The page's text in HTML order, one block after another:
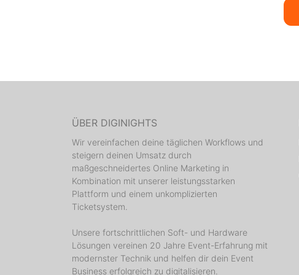
ÜBER DIGINIGHTS
Wir vereinfachen deine täglichen Workflows und
steigern deinen Umsatz durch
maßgeschneidertes Online Marketing in
Kombination mit unserer leistungsstarken
Plattform und einem unkomplizierten
Ticketsystem.
Unsere fortschrittlichen Soft- und Hardware
Lösungen vereinen 20 Jahre Event-Erfahrung mit
modernster Technik und helfen dir dein Event
Business erfolgreich zu digitalisieren.